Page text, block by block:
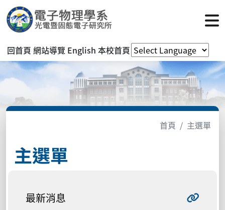
回首頁 網站導覽 English 本校首頁
首頁 主選單
主選單
最新消息